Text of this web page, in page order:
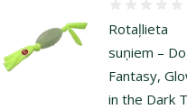
Rotaļlieta
suņiem –
Fantasy,
in the Dark